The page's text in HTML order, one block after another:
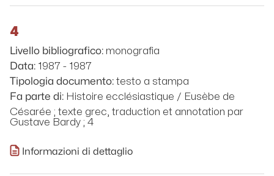
4
Livello bibliografico: monografia
Data: 1987 - 1987
Tipologia documento: testo a stampa
Fa parte di: Histoire ecclésiastique / Eusèbe de
Césarée ; texte grec, traduction et annotation par
Gustave Bardy ; 4
Informazioni di dettaglio